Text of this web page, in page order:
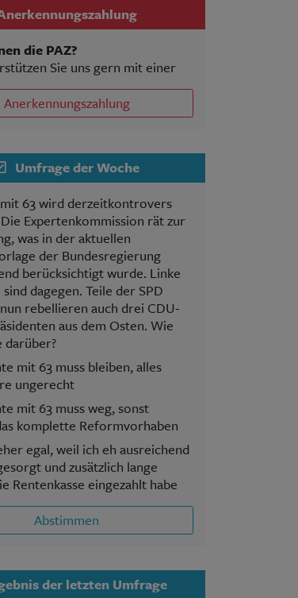
die PAZ?
Sie uns gern mit einer
Anerkennungszahlung
Umfrage der Woche
63 wird derzeitkontrovers
Expertenkommission rät zur
was in der aktuellen
der Bundesregierung
berücksichtigt wurde. Linke
dagegen. Teile der SPD
rebellieren auch drei CDU-
aus dem Osten. Wie
darüber?
mit 63 muss bleiben, alles
ungerecht
mit 63 muss weg, sonst
komplette Reformvorhaben
egal, weil ich eh ausreichend
und zusätzlich lange
Rentenkasse eingezahlt habe
Abstimmen
der letzten Umfrage